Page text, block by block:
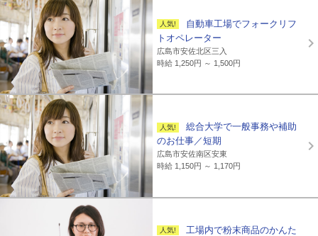
自動車工場でフォークリフ
トオペレーター
広島市安佐北区三入
時給 1,250円 ～ 1,500円
総合大学で一般事務や補助
のお仕事／短期
広島市安佐南区安東
時給 1,150円 ～ 1,170円
工場内で粉末商品のかんた